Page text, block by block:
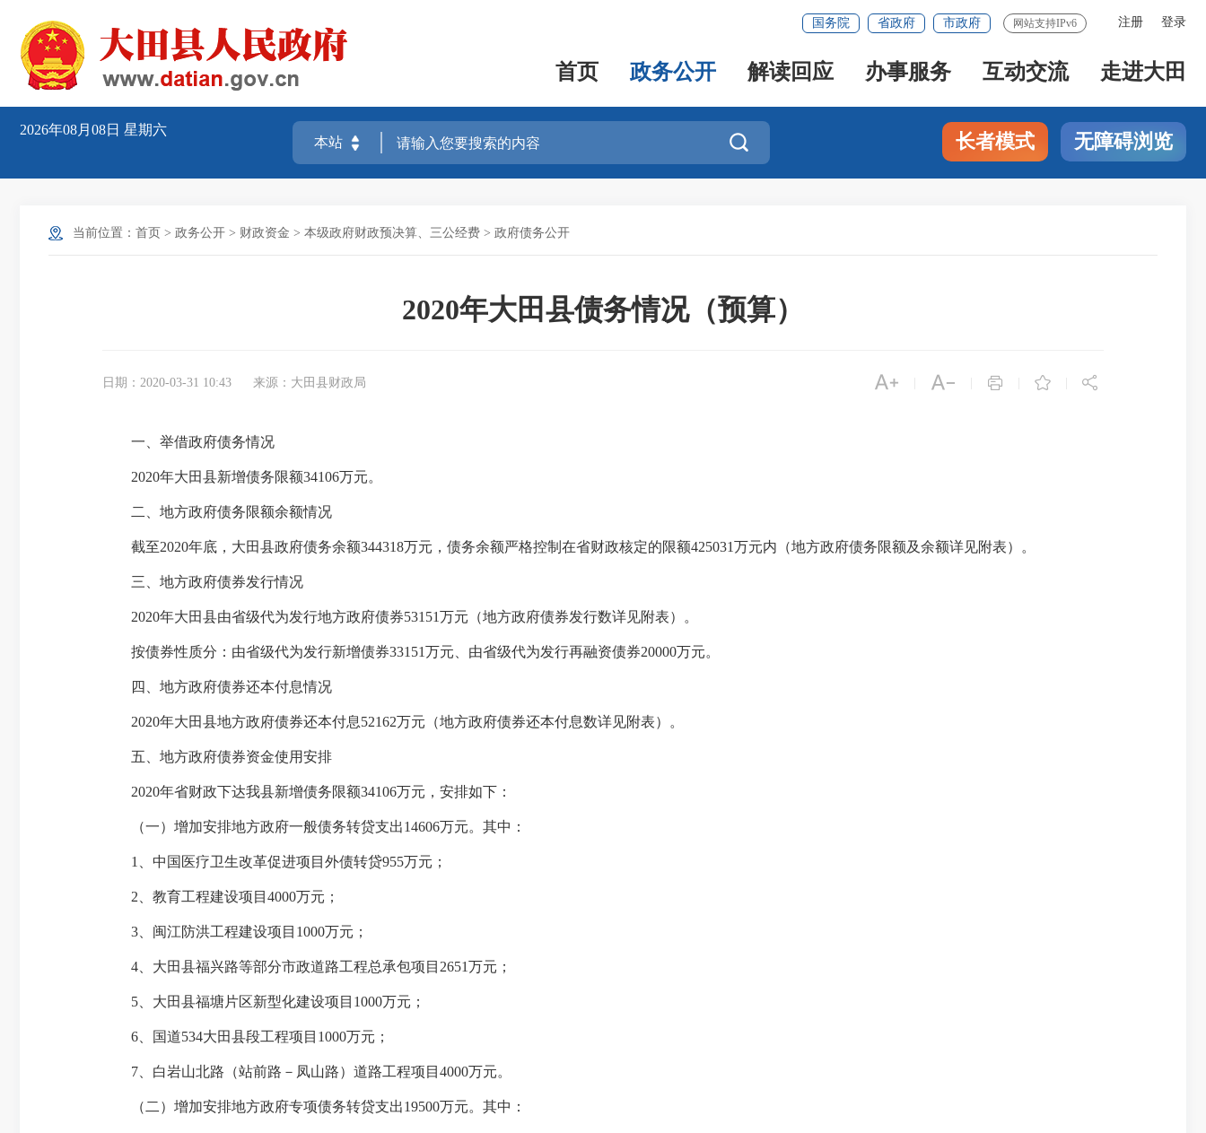
注册 登录
国务院 省政府 市政府 网站支持IPv6
首页 政务公开 解读回应 办事服务 互动交流 走进大田
2026年08月08日 星期六
 长者模式 无障碍浏览
当前位置： 首页 > 政务公开 > 财政资金 > 本级政府财政预决算、三公经费 > 政府债务公开
2020年大田县债务情况（预算）
日期：2020-03-31 10:43 来源：大田县财政局     
一、举借政府债务情况
2020年大田县新增债务限额34106万元。
二、地方政府债务限额余额情况
截至2020年底，大田县政府债务余额344318万元，债务余额严格控制在省财政核定的限额425031万元内（地方政府债务限额及余额详见附表）。
三、地方政府债券发行情况
2020年大田县由省级代为发行地方政府债券53151万元（地方政府债券发行数详见附表）。
按债券性质分：由省级代为发行新增债券33151万元、由省级代为发行再融资债券20000万元。
四、地方政府债券还本付息情况
2020年大田县地方政府债券还本付息52162万元（地方政府债券还本付息数详见附表）。
五、地方政府债券资金使用安排
2020年省财政下达我县新增债务限额34106万元，安排如下：
（一）增加安排地方政府一般债务转贷支出14606万元。其中：
1、中国医疗卫生改革促进项目外债转贷955万元；
2、教育工程建设项目4000万元；
3、闽江防洪工程建设项目1000万元；
4、大田县福兴路等部分市政道路工程总承包项目2651万元；
5、大田县福塘片区新型化建设项目1000万元；
6、国道534大田县段工程项目1000万元；
7、白岩山北路（站前路－凤山路）道路工程项目4000万元。
（二）增加安排地方政府专项债务转贷支出19500万元。其中：